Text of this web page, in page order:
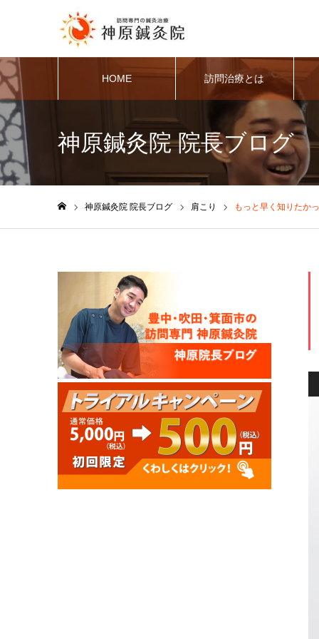
HOME 訪問治療とは
神原鍼灸院 院長ブログ
神原鍼灸院 院長ブログ 肩こり もっと早く知りたか